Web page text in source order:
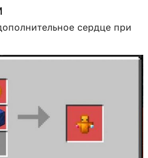
сердце при